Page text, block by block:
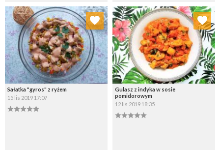
Sałatka "gyros" z ryżem
15 lis 2019 17:07
Dodaj do ulubionych
Wybierz listę:
Gulasz z indyka w sosie
pomidorowym
12 lis 2019 18:35
Dodaj do ulubionych
Wybierz listę: